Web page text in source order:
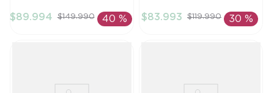
$89.994 $149.990 40 %
AÑADIR AL
$83.993 $119.990 30 %